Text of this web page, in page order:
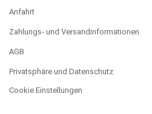
Anfahrt
Zahlungs- und Versandinformationen
AGB
Privatsphäre und Datenschutz
Cookie Einstellungen